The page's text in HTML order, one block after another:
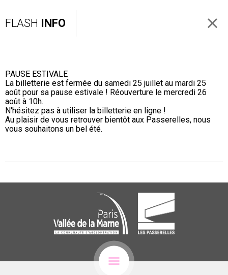
FLASH INFO
PAUSE ESTIVALE
La billetterie est fermée du samedi 25 juillet au mardi 25
août pour sa pause estivale ! Réouverture le mercredi 26
août à 10h.
N'hésitez pas à utiliser la billetterie en ligne !
Au plaisir de vous retrouver bientôt aux Passerelles, nous
vous souhaitons un bel été.